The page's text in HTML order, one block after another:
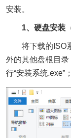
安装。
1、硬盘安装（
将下载的ISO系
外的其他盘根目
行“安装系统.exe”；